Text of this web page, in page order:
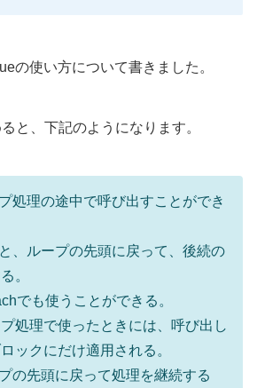
の使い方について書きました。
と、下記のようになります。
処理の途中で呼び出すことができ
、ループの先頭に戻って、後続の
。
でも使うことができる。
処理で使ったときには、呼び出し
ックにだけ適用される。
の先頭に戻って処理を継続する